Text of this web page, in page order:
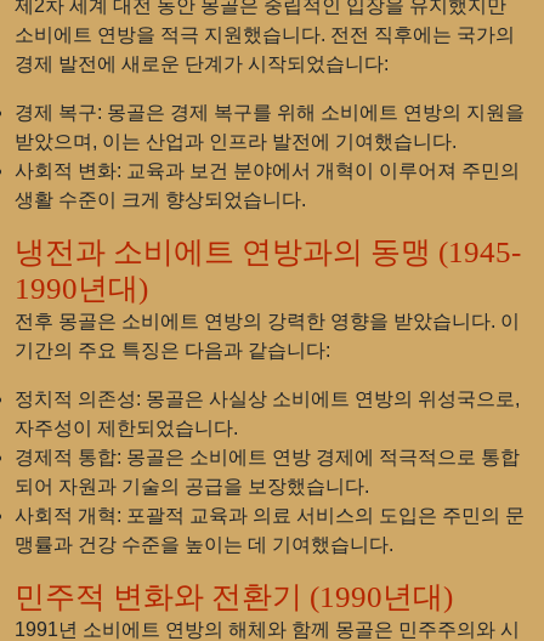
제2차 세계 대전 동안 몽골은 중립적인 입장을 유지했지만
소비에트 연방을 적극 지원했습니다. 전전 직후에는 국가의
경제 발전에 새로운 단계가 시작되었습니다:
경제 복구: 몽골은 경제 복구를 위해 소비에트 연방의 지원을
받았으며, 이는 산업과 인프라 발전에 기여했습니다.
사회적 변화: 교육과 보건 분야에서 개혁이 이루어져 주민의
생활 수준이 크게 향상되었습니다.
냉전과 소비에트 연방과의 동맹 (1945-
1990년대)
전후 몽골은 소비에트 연방의 강력한 영향을 받았습니다. 이
기간의 주요 특징은 다음과 같습니다:
정치적 의존성: 몽골은 사실상 소비에트 연방의 위성국으로,
자주성이 제한되었습니다.
경제적 통합: 몽골은 소비에트 연방 경제에 적극적으로 통합
되어 자원과 기술의 공급을 보장했습니다.
사회적 개혁: 포괄적 교육과 의료 서비스의 도입은 주민의 문
맹률과 건강 수준을 높이는 데 기여했습니다.
민주적 변화와 전환기 (1990년대)
1991년 소비에트 연방의 해체와 함께 몽골은 민주주의와 시